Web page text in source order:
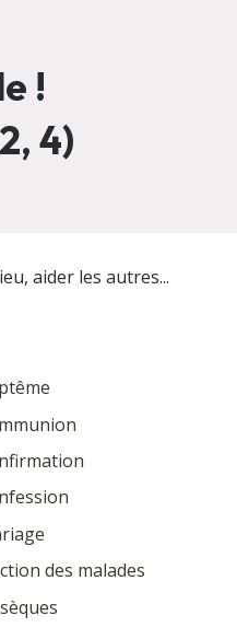
!
4)
aider les autres...
des malades